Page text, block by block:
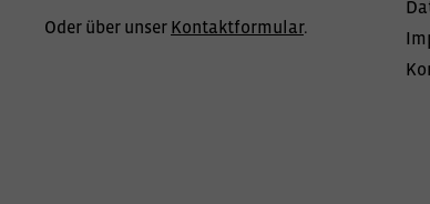
Oder über unser Kontaktformular.